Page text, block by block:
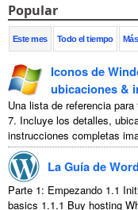
Popular
Este mes Todo el tiempo
Iconos de
ubicaciones &
Una lista de referencia
7. Incluye los detalles,
instrucciones completas
La Guía de
Parte 1: Empezando 1.1
basics 1.1.1 Buy hosting